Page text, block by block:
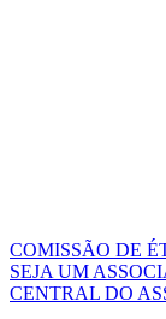
COMISSÃO DE
SEJA UM
CENTRAL DO